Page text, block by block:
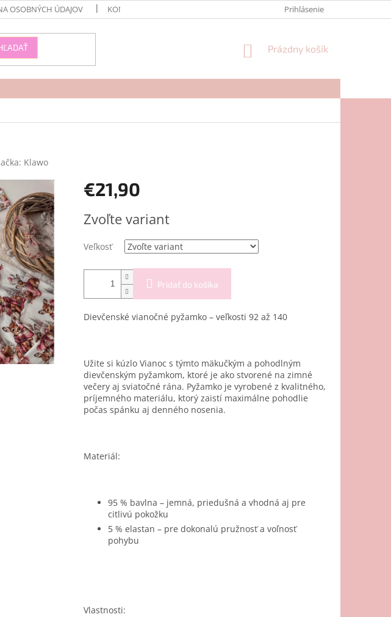
OSOBNÝCH ÚDAJOV KONTAKTY Prihlásenie
NÁKUPNÝ
Prázdny košík
Klawo
€21,90
cena:
Zvoľte variant
Veľkosť
Pridať do košíka
Dievčenské vianočné pyžamko – veľkosti 92 až 140
Užite si kúzlo Vianoc s týmto mäkučkým a pohodlným
dievčenským pyžamkom, ktoré je ako stvorené na zimné
večery aj sviatočné rána. Pyžamko je vyrobené z kvalitného,
príjemného materiálu, ktorý zaistí maximálne pohodlie
počas spánku aj denného nosenia.
Materiál:
95 % bavlna – jemná, priedušná a vhodná aj pre
citlivú pokožku
5 % elastan – pre dokonalú pružnosť a voľnosť
pohybu
Vlastnosti: